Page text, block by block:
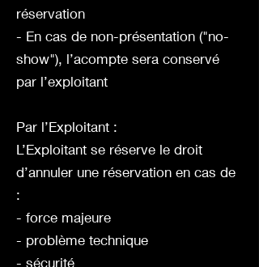
réservation
- En cas de non-présentation ("no-
show"), l’acompte sera conservé
par l’exploitant
Par l’Exploitant :
L’Exploitant se réserve le droit
d’annuler une réservation en cas de
:
- force majeure
- problème technique
- sécurité